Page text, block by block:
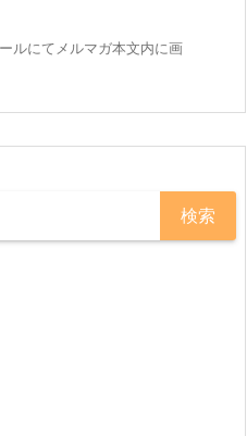
ルにてメルマガ本文内に画